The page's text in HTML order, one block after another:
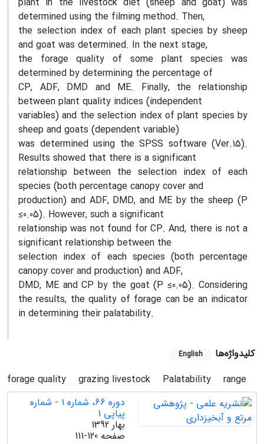
determined using the filming method. Then,
the selection index of each plant species by sheep
and goat was determined. In the next stage,
the forage quality of some plant species was
determined by determining the percentage of
CP, ADF, DMD and ME. Finally, the relationship
between plant quality indices (independent
variables) and the selection index of plant species by
sheep and goats (dependent variable)
was determined using the SPSS software (Ver.15).
Results showed that there is a significant
relationship between the selection index of each
species (both percentage canopy cover and
production) and ADF, DMD, and ME by the sheep (P
≤0.05). However, such a significant
relationship was not found for CP. And, there is not a
significant relationship between the
selection index of each species (both percentage
canopy cover and production) and ADF,
DMD, ME and CP by the goat (P ≤0.05). Considering
the results, the quality of forage can be an indicator
in determining their palatability.
کلیدواژه‌ها English
forage quality grazing livestock Palatability
range
دوره 66، شماره 1 - شماره
پیاپی 1
بهار 1392
صفحه 111-120